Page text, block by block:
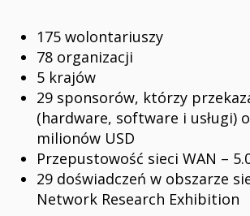
175 wolontariuszy
78 organizacji
5 krajów
29 sponsorów, którzy
(hardware, software i usługi)
milionów USD
Przepustowość sieci WAN –
29 doświadczeń w obszarze
Network Research Exhibition